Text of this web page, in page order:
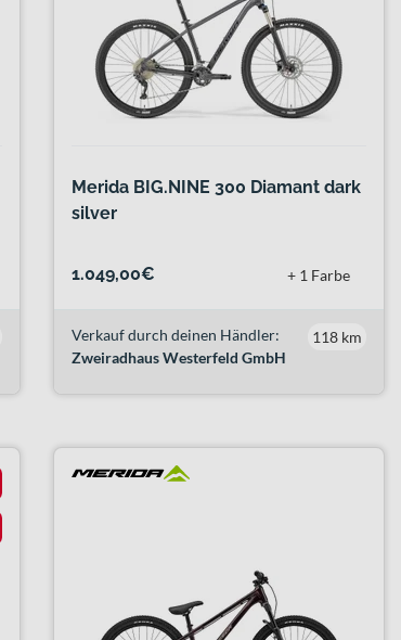
Merida BIG.NINE 300 Diamant dark
silver
1.049,00€ + 1 Farbe
Verkauf durch deinen Händler:
Zweiradhaus Westerfeld GmbH
118 km